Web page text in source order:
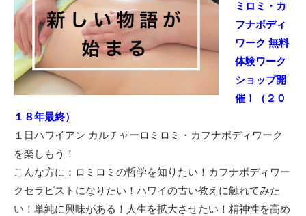
ミロミ・カ
フナボディ
ワーク 無料
体験ワーク
ショップ開
催！（２０
１８年最終）
１日ハワイアン カルチャーロミロミ・カフナボディワーク
を楽しもう！
こんな方に：ロミロミの哲学を知りたい！カフナボディワー
クセラピストになりたい！ハワイの古い教えに触れてみた
い！単純に興味がある！人生を拡大させたい！精神性を高め